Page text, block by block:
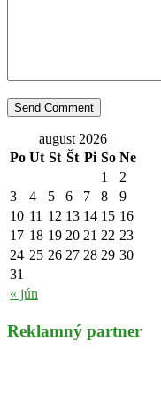
august 2026
Po Ut St Št Pi So Ne
« jún
1
2
3
4 5 6 7 8
9
10 11 12 13 14 15 16
17 18 19 20 21 22 23
24 25 26 27 28 29 30
31
Reklamný partner